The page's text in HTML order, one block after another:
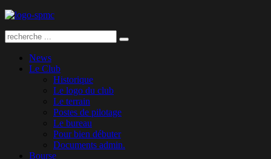
News
Le Club
Historique
Le logo du club
Le terrain
Postes de pilotage
Le bureau
Pour bien débuter
Documents admin.
Bourse